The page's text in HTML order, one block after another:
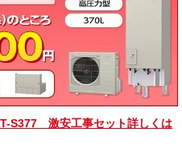
S377 激安工事セット詳しくは